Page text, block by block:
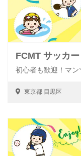
FCMT サッカ
初心者も歓迎！マ
東京都 目黒区